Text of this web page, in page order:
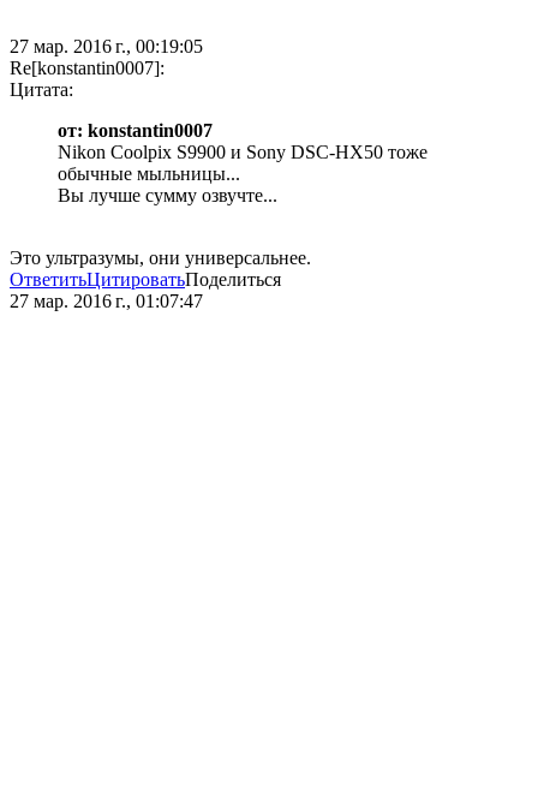
27 мар. 2016 г., 00:19:05
Re[konstantin0007]:
Цитата:
от: konstantin0007
Nikon Coolpix S9900 и Sony DSC-HX50 тоже
обычные мыльницы...
Вы лучше сумму озвучте...
Это ультразумы, они универсальнее.
ОтветитьЦитироватьПоделиться
27 мар. 2016 г., 01:07:47